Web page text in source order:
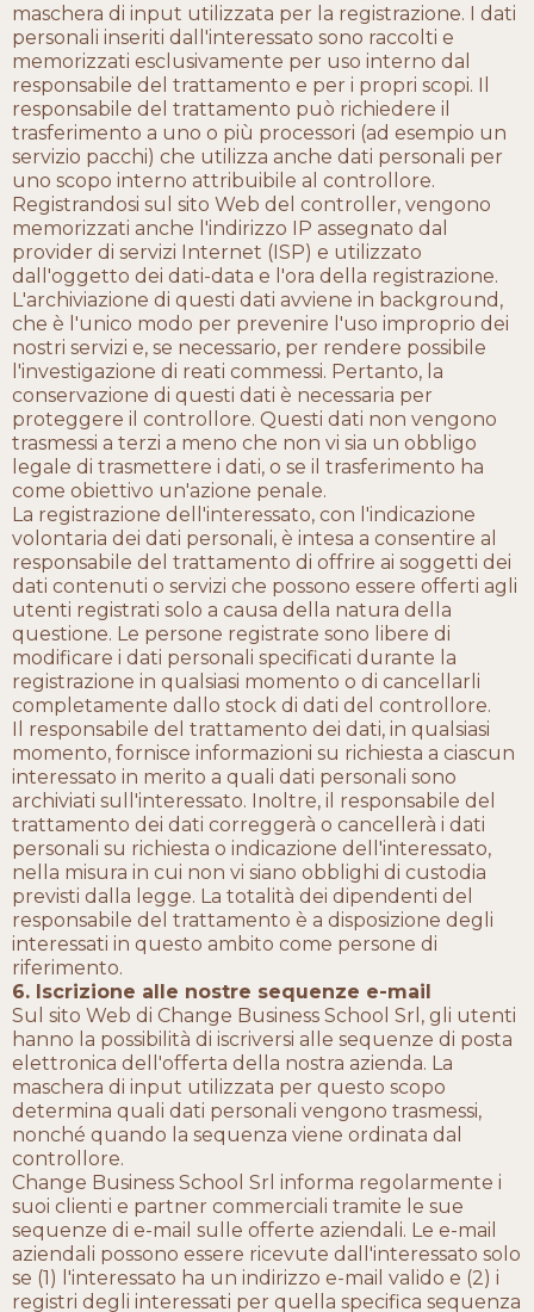
maschera di input utilizzata per la registrazione. I dati
personali inseriti dall'interessato sono raccolti e
memorizzati esclusivamente per uso interno dal
responsabile del trattamento e per i propri scopi. Il
responsabile del trattamento può richiedere il
trasferimento a uno o più processori (ad esempio un
servizio pacchi) che utilizza anche dati personali per
uno scopo interno attribuibile al controllore.
Registrandosi sul sito Web del controller, vengono
memorizzati anche l'indirizzo IP assegnato dal
provider di servizi Internet (ISP) e utilizzato
dall'oggetto dei dati-data e l'ora della registrazione.
L'archiviazione di questi dati avviene in background,
che è l'unico modo per prevenire l'uso improprio dei
nostri servizi e, se necessario, per rendere possibile
l'investigazione di reati commessi. Pertanto, la
conservazione di questi dati è necessaria per
proteggere il controllore. Questi dati non vengono
trasmessi a terzi a meno che non vi sia un obbligo
legale di trasmettere i dati, o se il trasferimento ha
come obiettivo un'azione penale.
La registrazione dell'interessato, con l'indicazione
volontaria dei dati personali, è intesa a consentire al
responsabile del trattamento di offrire ai soggetti dei
dati contenuti o servizi che possono essere offerti agli
utenti registrati solo a causa della natura della
questione. Le persone registrate sono libere di
modificare i dati personali specificati durante la
registrazione in qualsiasi momento o di cancellarli
completamente dallo stock di dati del controllore.
Il responsabile del trattamento dei dati, in qualsiasi
momento, fornisce informazioni su richiesta a ciascun
interessato in merito a quali dati personali sono
archiviati sull'interessato. Inoltre, il responsabile del
trattamento dei dati correggerà o cancellerà i dati
personali su richiesta o indicazione dell'interessato,
nella misura in cui non vi siano obblighi di custodia
previsti dalla legge. La totalità dei dipendenti del
responsabile del trattamento è a disposizione degli
interessati in questo ambito come persone di
riferimento.
6. Iscrizione alle nostre sequenze e-mail
Sul sito Web di Change Business School Srl, gli utenti
hanno la possibilità di iscriversi alle sequenze di posta
elettronica dell'offerta della nostra azienda. La
maschera di input utilizzata per questo scopo
determina quali dati personali vengono trasmessi,
nonché quando la sequenza viene ordinata dal
controllore.
Change Business School Srl informa regolarmente i
suoi clienti e partner commerciali tramite le sue
sequenze di e-mail sulle offerte aziendali. Le e-mail
aziendali possono essere ricevute dall'interessato solo
se (1) l'interessato ha un indirizzo e-mail valido e (2) i
registri degli interessati per quella specifica sequenza